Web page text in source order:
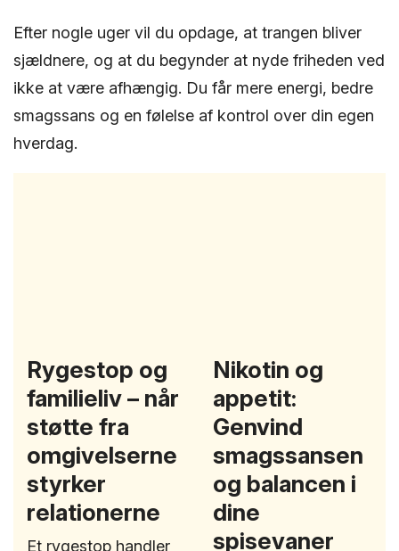
Efter nogle uger vil du opdage, at trangen bliver
sjældnere, og at du begynder at nyde friheden ved
ikke at være afhængig. Du får mere energi, bedre
smagssans og en følelse af kontrol over din egen
hverdag.
Rygestop og
familieliv – når
støtte fra
omgivelserne
styrker
relationerne
Et rygestop handler
Nikotin og
appetit:
Genvind
smagssansen
og balancen i
dine
spisevaner